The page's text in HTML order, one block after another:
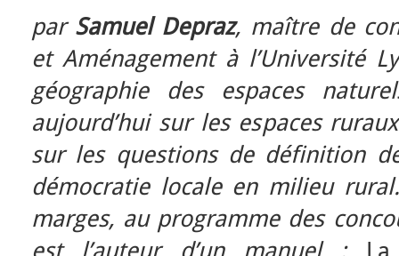
par Samuel Depraz, maître de
et Aménagement à l’Université
géographie des espaces
aujourd’hui sur les espaces
sur les questions de définition
démocratie locale en milieu rural
marges, au programme des
est l’auteur d’un manuel :